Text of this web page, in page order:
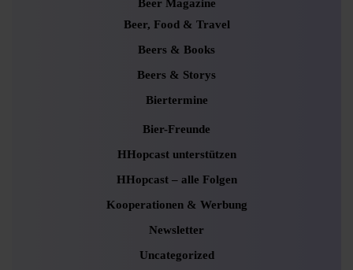
Beer Magazine
Beer, Food & Travel
Beers & Books
Beers & Storys
Biertermine
Bier-Freunde
HHopcast unterstützen
HHopcast – alle Folgen
Kooperationen & Werbung
Newsletter
Uncategorized